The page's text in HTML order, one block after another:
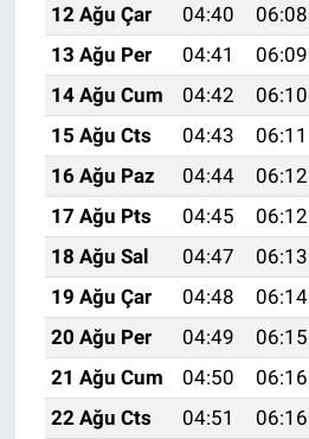
12 Ağu Çar
04:40 06:08
13 Ağu Per
04:41 06:09
14 Ağu Cum
04:42 06:10
15 Ağu Cts
04:43 06:11
16 Ağu Paz
04:44 06:12
17 Ağu Pts
04:45 06:12
18 Ağu Sal
04:47 06:13
19 Ağu Çar
04:48 06:14
20 Ağu Per
04:49 06:15
21 Ağu Cum
04:50 06:16
22 Ağu Cts
04:51 06:16